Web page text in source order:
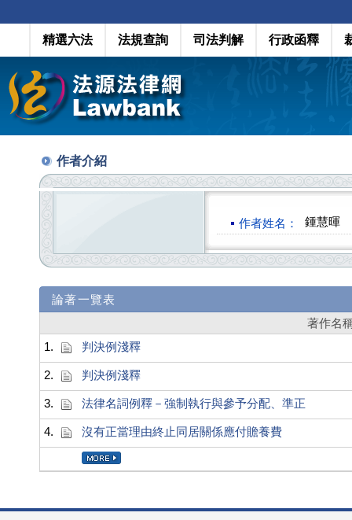
精選六法 法規查詢 司法判解 行政函釋
作者介紹
作者姓名： 鍾慧暉
論著一覽表
著作名
1.
判決例淺釋
2. 判決例淺釋
3. 法律名詞例釋－強制執行與參予分配、準正
4. 沒有正當理由終止同居關係應付贍養費